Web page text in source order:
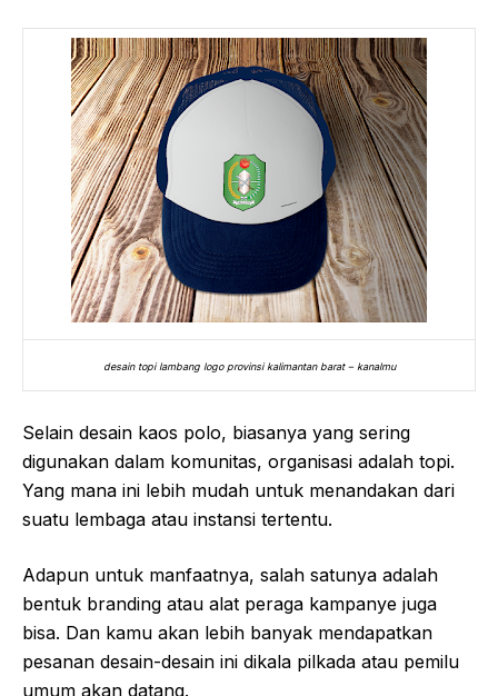
desain topi lambang logo provinsi kalimantan barat – kanalmu
Selain desain kaos polo, biasanya yang sering
digunakan dalam komunitas, organisasi adalah topi.
Yang mana ini lebih mudah untuk menandakan dari
suatu lembaga atau instansi tertentu.
Adapun untuk manfaatnya, salah satunya adalah
bentuk branding atau alat peraga kampanye juga
bisa. Dan kamu akan lebih banyak mendapatkan
pesanan desain-desain ini dikala pilkada atau pemilu
umum akan datang.